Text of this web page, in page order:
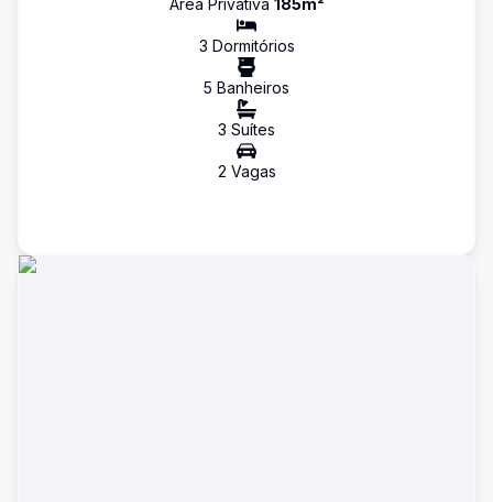
Área Privativa 185m²
3 Dormitórios
5 Banheiros
3 Suítes
2 Vagas